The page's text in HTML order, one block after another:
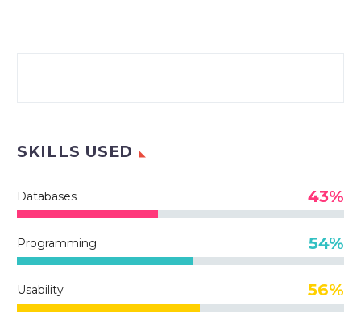
SKILLS USED
Databases 43%
Programming 54%
Usability 56%